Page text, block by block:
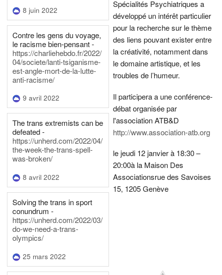
8 juin 2022
Contre les gens du voyage,
le racisme bien-pensant -
https://charliehebdo.fr/2022/
04/societe/lanti-tsiganisme-
est-angle-mort-de-la-lutte-
anti-racisme/
9 avril 2022
The trans extremists can be
defeated -
https://unherd.com/2022/04/
the-week-the-trans-spell-
was-broken/
8 avril 2022
Solving the trans in sport
conundrum -
https://unherd.com/2022/03/
do-we-need-a-trans-
olympics/
25 mars 2022
Spécialités Psychiatriques a
développé un intérêt particulier
pour la recherche sur le thème
des liens pouvant exister entre
la créativité, notamment dans
le domaine artistique, et les
troubles de l’humeur.
Il participera a une conférence-
débat organisée par
l'association ATB&D
http://www.association-atb.org
le jeudi 12 janvier à 18:30 –
20:00à la Maison Des
Associationsrue des Savoises
15, 1205 Genève